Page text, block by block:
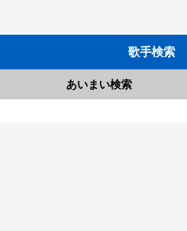
歌手検索
あいまい検索